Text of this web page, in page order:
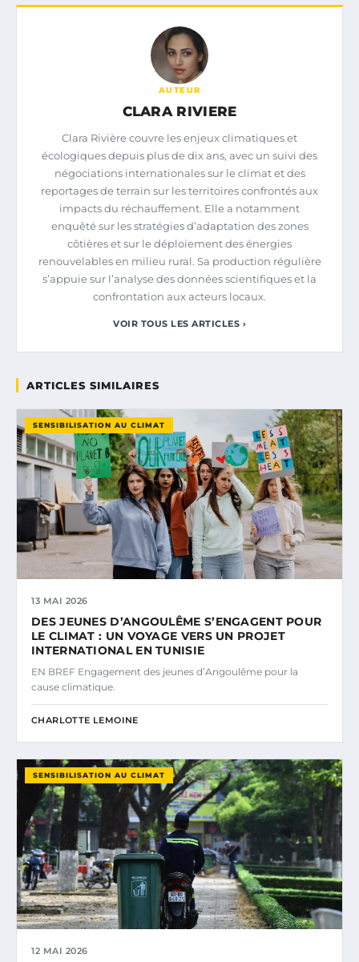
AUTEUR
CLARA RIVIERE
Clara Rivière couvre les enjeux climatiques et
écologiques depuis plus de dix ans, avec un suivi des
négociations internationales sur le climat et des
reportages de terrain sur les territoires confrontés aux
impacts du réchauffement. Elle a notamment
enquêté sur les stratégies d’adaptation des zones
côtières et sur le déploiement des énergies
renouvelables en milieu rural. Sa production régulière
s’appuie sur l’analyse des données scientifiques et la
confrontation aux acteurs locaux.
VOIR TOUS LES ARTICLES ›
ARTICLES SIMILAIRES
SENSIBILISATION AU CLIMAT
13 MAI 2026
DES JEUNES D’ANGOULÊME S’ENGAGENT POUR
LE CLIMAT : UN VOYAGE VERS UN PROJET
INTERNATIONAL EN TUNISIE
EN BREF Engagement des jeunes d’Angoulême pour la
cause climatique.
CHARLOTTE LEMOINE
SENSIBILISATION AU CLIMAT
12 MAI 2026